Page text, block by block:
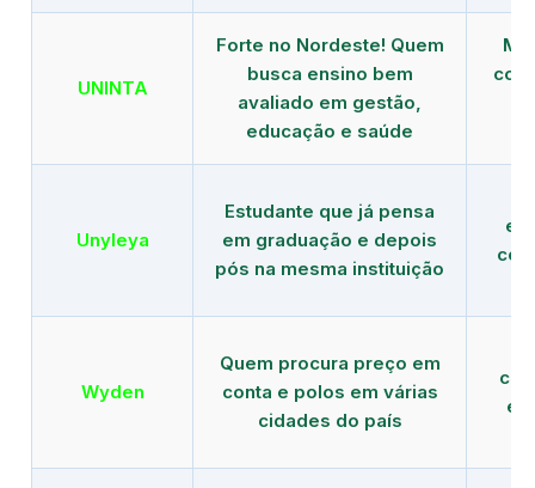
UNINTA
Forte no Nordeste! Quem
busca ensino bem
avaliado em gestão,
educação e saúde
Unyleya
Estudante que já pensa
em graduação e depois
pós na mesma instituição
Wyden
Quem procura preço em
conta e polos em várias
cidades do país